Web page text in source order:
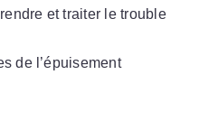
et traiter le trouble
de l’épuisement